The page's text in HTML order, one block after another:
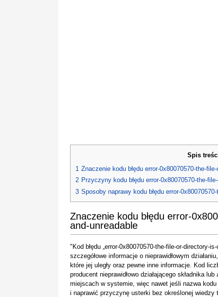
Spis
1 Znaczenie kodu błędu error-0x80070570-the-
2 Przyczyny kodu błędu error-0x80070570-the-
3 Sposoby naprawy kodu błędu error-
Znaczenie kodu błędu error-
and-unreadable
"Kod błędu „error-0x80070570-the-file-or-directory-
szczegółowe informacje o nieprawidłowym
które jej uległy oraz pewne inne informacje. Kod
producent nieprawidłowo działającego składnika
miejscach w systemie, więc nawet jeśli nazwa
i naprawić przyczynę usterki bez określonej wiedzy